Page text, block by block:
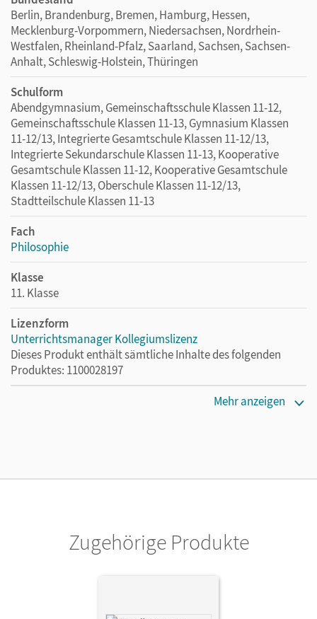
Berlin, Brandenburg, Bremen, Hamburg, Hessen,
Mecklenburg-Vorpommern, Niedersachsen, Nordrhein-
Westfalen, Rheinland-Pfalz, Saarland, Sachsen, Sachsen-
Anhalt, Schleswig-Holstein, Thüringen
Schulform
Abendgymnasium, Gemeinschaftsschule Klassen 11-12,
Gemeinschaftsschule Klassen 11-13, Gymnasium Klassen
11-12/13, Integrierte Gesamtschule Klassen 11-12/13,
Integrierte Sekundarschule Klassen 11-13, Kooperative
Gesamtschule Klassen 11-12, Kooperative Gesamtschule
Klassen 11-12/13, Oberschule Klassen 11-12/13,
Stadtteilschule Klassen 11-13
Fach
Philosophie
Klasse
11. Klasse
Lizenzform
Unterrichtsmanager Kollegiumslizenz
Dieses Produkt enthält sämtliche Inhalte des folgenden
Produktes: 1100028197
Cornelsen Verlag
Mehr anzeigen
Zugehörige Produkte